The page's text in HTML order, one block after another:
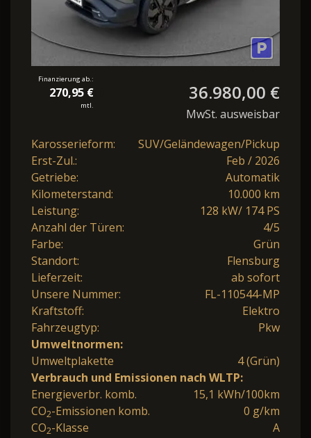
Finanzierung ab.:
270,95 €
mtl.
36.980,00 €
MwSt. ausweisbar
Karosserieform:
SUV/Geländewagen/Pickup
Erst-Zul.:
Feb / 2026
Getriebe:
Automatik
Kilometerstand:
10.000 km
Leistung:
128 kW/ 174 PS
Anzahl der Türen:
4/5
Farbe:
Grün
Standort:
Flensburg
Lieferzeit:
ab sofort
Unsere Nummer:
FL-110544-MP
Kraftstoff:
Elektro
Fahrzeugtyp:
Pkw
Umweltnormen:
Umweltplakette
4 (Grün)
Verbrauch und Emissionen nach WLTP:
Energieverbr. komb.
15,1 kWh/100km
CO2-Emissionen komb.
0 g/km
CO2-Klasse A